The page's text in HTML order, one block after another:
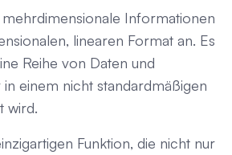
mehrdimensionale Informationen
linearen Format an. Es
Reihe von Daten und
einem nicht standardmäßigen
wird.
Funktion, die nicht nur